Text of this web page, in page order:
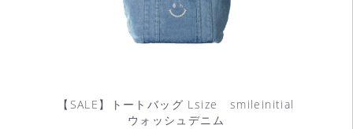
【SALE】トートバッグ Lsize smileinitial
ウォッシュデニム